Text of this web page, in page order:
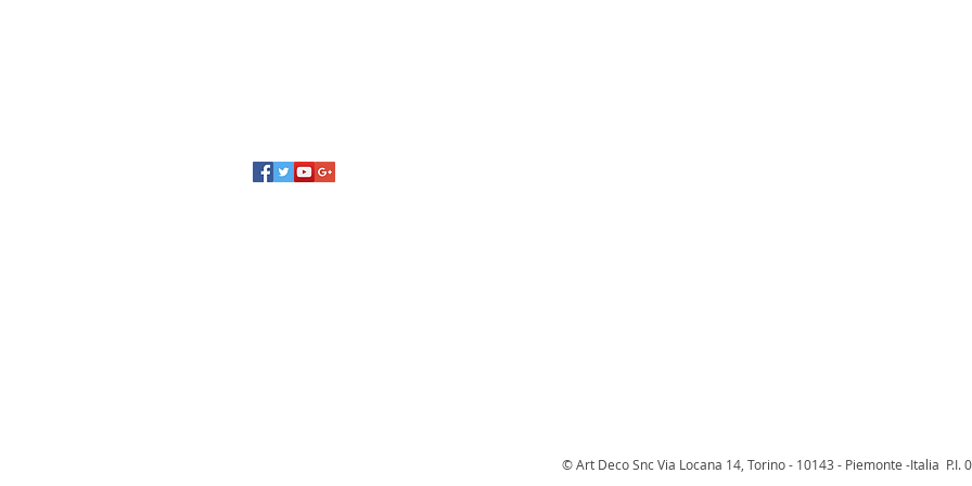
© Art Deco Snc Via Locana 14, Torino - 10143 - Piemonte -Italia P.I.